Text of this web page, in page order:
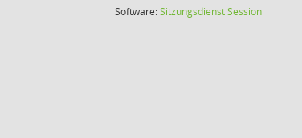
Software:SitzungsdienstSession(Wird in